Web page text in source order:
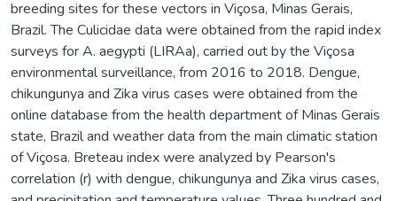
breeding sites for these vectors in Viçosa, Minas Gerais,
Brazil. The Culicidae data were obtained from the rapid index
surveys for A. aegypti (LIRAa), carried out by the Viçosa
environmental surveillance, from 2016 to 2018. Dengue,
chikungunya and Zika virus cases were obtained from the
online database from the health department of Minas Gerais
state, Brazil and weather data from the main climatic station
of Viçosa. Breteau index were analyzed by Pearson's
correlation (r) with dengue, chikungunya and Zika virus cases,